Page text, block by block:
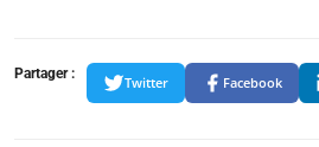
Partager :
Twitter Facebook